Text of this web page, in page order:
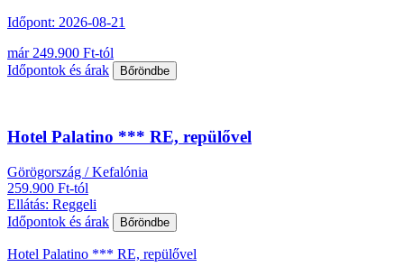
Időpont: 2026-08-21
már 249.900 Ft-tól
Időpontok és árak
Bőröndbe
Hotel Palatino *** RE, repülővel
Görögország / Kefalónia
259.900 Ft-tól
Ellátás: Reggeli
Időpontok és árak
Bőröndbe
Hotel Palatino *** RE, repülővel